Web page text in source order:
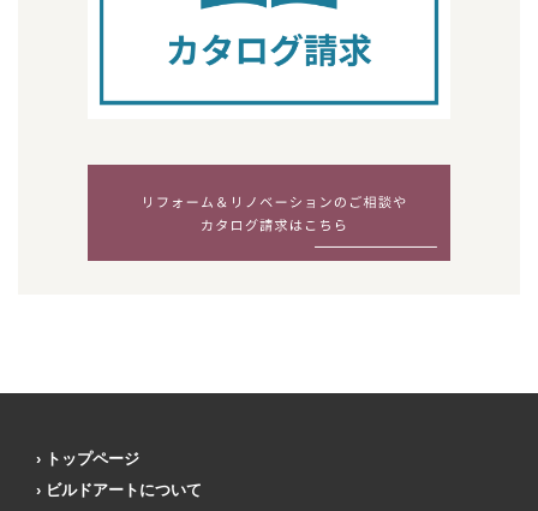
トップページ
ビルドアートについて